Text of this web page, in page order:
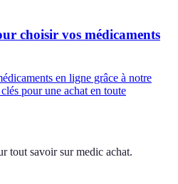
choisir vos médicaments
en ligne grâce à notre
pour une achat en toute
tout savoir sur medic achat.